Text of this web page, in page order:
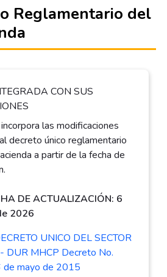
Reglamentario del
CON SUS
las modificaciones
decreto único reglamentario
a partir de la fecha de
DE ACTUALIZACIÓN: 6
2026
UNICO DEL SECTOR
DUR MHCP Decreto No.
mayo de 2015